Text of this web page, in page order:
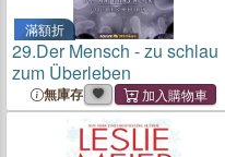
滿額折
29.Der Mensch - zu schlau
zum Überleben
無庫存